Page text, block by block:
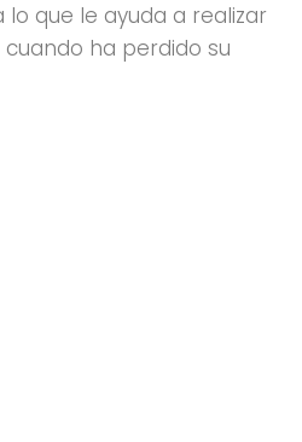
que le ayuda a realizar
ha perdido su